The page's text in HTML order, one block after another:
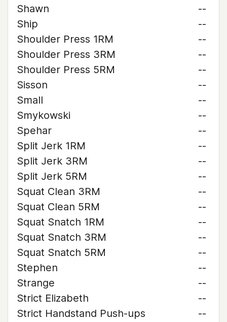
Shawn
--
Ship
--
Shoulder Press 1RM
--
Shoulder Press 3RM
--
Shoulder Press 5RM
--
Sisson
--
Small
--
Smykowski
--
Spehar
--
Split Jerk 1RM
--
Split Jerk 3RM
--
Split Jerk 5RM
--
Squat Clean 3RM
--
Squat Clean 5RM
--
Squat Snatch 1RM
--
Squat Snatch 3RM
--
Squat Snatch 5RM
--
Stephen
--
Strange
--
Strict Elizabeth
--
Strict Handstand Push-ups
--